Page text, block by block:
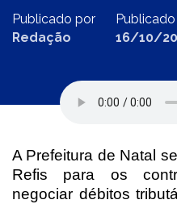
Publicado por
Redação
16/10/
A Prefeitura de Natal
Refis para os
negociar débitos